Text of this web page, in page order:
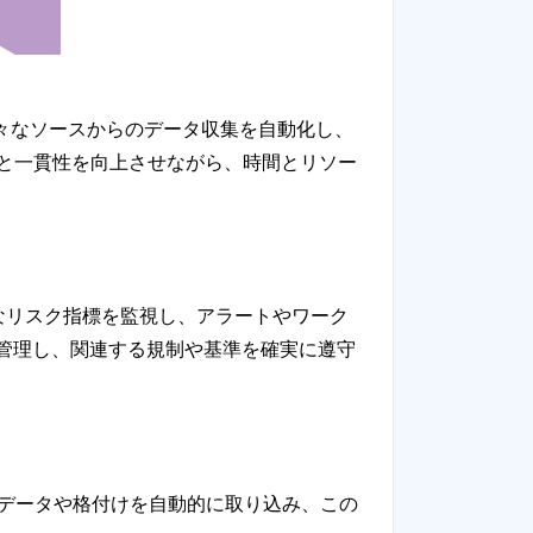
ソースからのデータ収集を自動化し、
一貫性を向上させながら、時間とリソー
スク指標を監視し、アラートやワーク
理し、関連する規制や基準を確実に遵守
タや格付けを自動的に取り込み、この